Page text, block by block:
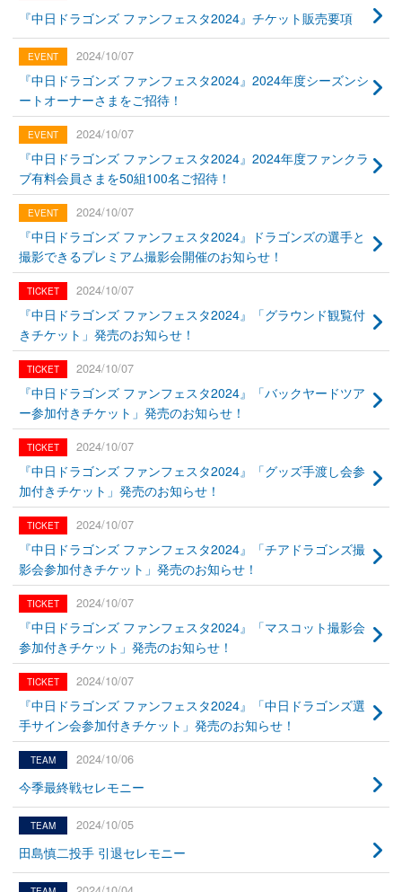
『中日ドラゴンズ ファンフェスタ2024』チケット販売要項
2024/10/07
『中日ドラゴンズ ファンフェスタ2024』2024年度シーズンシ
ートオーナーさまをご招待！
2024/10/07
『中日ドラゴンズ ファンフェスタ2024』2024年度ファンクラ
ブ有料会員さまを50組100名ご招待！
2024/10/07
『中日ドラゴンズ ファンフェスタ2024』ドラゴンズの選手と
撮影できるプレミアム撮影会開催のお知らせ！
2024/10/07
『中日ドラゴンズ ファンフェスタ2024』「グラウンド観覧付
きチケット」発売のお知らせ！
2024/10/07
『中日ドラゴンズ ファンフェスタ2024』「バックヤードツア
ー参加付きチケット」発売のお知らせ！
2024/10/07
『中日ドラゴンズ ファンフェスタ2024』「グッズ手渡し会参
加付きチケット」発売のお知らせ！
2024/10/07
『中日ドラゴンズ ファンフェスタ2024』「チアドラゴンズ撮
影会参加付きチケット」発売のお知らせ！
2024/10/07
『中日ドラゴンズ ファンフェスタ2024』「マスコット撮影会
参加付きチケット」発売のお知らせ！
2024/10/07
『中日ドラゴンズ ファンフェスタ2024』「中日ドラゴンズ選
手サイン会参加付きチケット」発売のお知らせ！
2024/10/06
今季最終戦セレモニー
2024/10/05
田島慎二投手 引退セレモニー